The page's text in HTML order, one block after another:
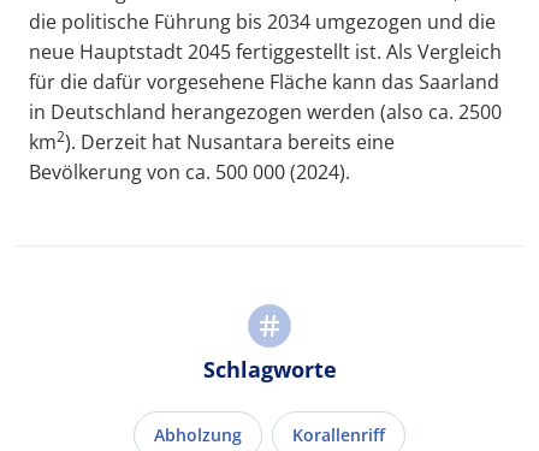
die politische Führung bis 2034 umgezogen und die
neue Hauptstadt 2045 fertiggestellt ist. Als Vergleich
für die dafür vorgesehene Fläche kann das Saarland
in Deutschland herangezogen werden (also ca. 2500
km2). Derzeit hat Nusantara bereits eine
Bevölkerung von ca. 500 000 (2024).
Schlagworte
Abholzung Korallenriff